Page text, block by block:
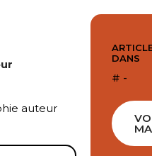
auteur
DANS
# -